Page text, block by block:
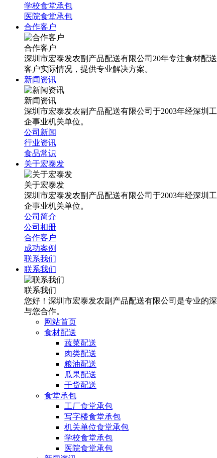
学校食堂承包
医院食堂承包
合作客户
合作客户
深圳市宏泰发农副产品配送有限公司20年专注食材配
客户实际情况，提供专业解决方案。
新闻资讯
新闻资讯
深圳市宏泰发农副产品配送有限公司于2003年经深圳
企事业机关单位。
公司新闻
行业资讯
食品常识
关于宏泰发
关于宏泰发
深圳市宏泰发农副产品配送有限公司于2003年经深圳
企事业机关单位。
公司简介
公司相册
合作客户
成功案例
联系我们
联系我们
联系我们
您好！深圳市宏泰发农副产品配送有限公司是专业的
与您合作。
网站首页
食材配送
蔬菜配送
肉类配送
粮油配送
瓜果配送
干货配送
食堂承包
工厂食堂承包
写字楼食堂承包
机关单位食堂承包
学校食堂承包
医院食堂承包